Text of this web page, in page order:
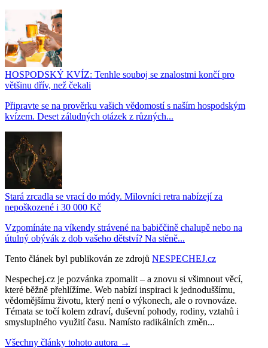
HOSPODSKÝ KVÍZ: Tenhle souboj se znalostmi končí pro
většinu dřív, než čekali
Připravte se na prověrku vašich vědomostí s naším hospodským
kvízem. Deset záludných otázek z různých...
Stará zrcadla se vrací do módy. Milovníci retra nabízejí za
nepoškozené i 30 000 Kč
Vzpomínáte na víkendy strávené na babiččině chalupě nebo na
útulný obývák z dob vašeho dětství? Na stěně...
Tento článek byl publikován ze zdrojů NESPECHEJ.cz
Nespechej.cz je pozvánka zpomalit – a znovu si všimnout věcí,
které běžně přehlížíme. Web nabízí inspiraci k jednoduššímu,
vědomějšímu životu, který není o výkonech, ale o rovnováze.
Témata se točí kolem zdraví, duševní pohody, rodiny, vztahů i
smysluplného využití času. Namísto radikálních změn...
Všechny články tohoto autora →